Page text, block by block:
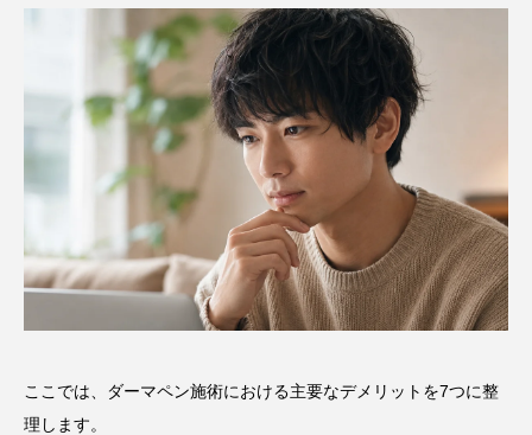
ここでは、ダーマペン施術における主要なデメリットを7つに整
理します。